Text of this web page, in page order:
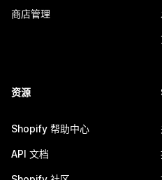
商店管理
资源
Shopify 帮助中心
API 文档